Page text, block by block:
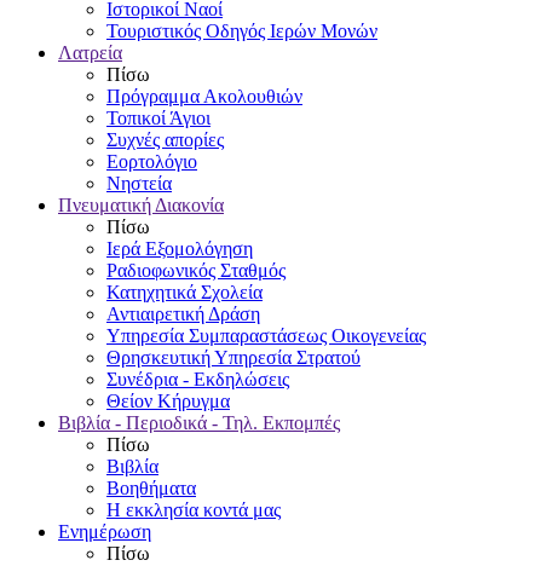
Ιστορικοί Ναοί
Τουριστικός Οδηγός Ιερών Μονών
Λατρεία
Πίσω
Πρόγραμμα Ακολουθιών
Τοπικοί Άγιοι
Συχνές απορίες
Εορτολόγιο
Νηστεία
Πνευματική Διακονία
Πίσω
Ιερά Εξομολόγηση
Ραδιοφωνικός Σταθμός
Κατηχητικά Σχολεία
Αντιαιρετική Δράση
Υπηρεσία Συμπαραστάσεως Οικογενείας
Θρησκευτική Υπηρεσία Στρατού
Συνέδρια - Εκδηλώσεις
Θείον Κήρυγμα
Βιβλία - Περιοδικά - Τηλ. Εκπομπές
Πίσω
Βιβλία
Βοηθήματα
Η εκκλησία κοντά μας
Ενημέρωση
Πίσω